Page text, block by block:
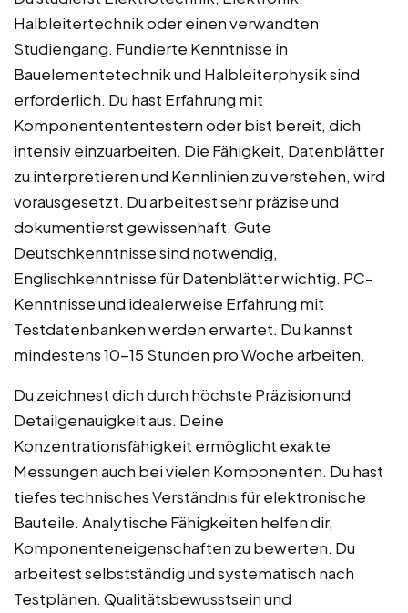
Halbleitertechnik oder einen verwandten
Studiengang. Fundierte Kenntnisse in
Bauelementetechnik und Halbleiterphysik sind
erforderlich. Du hast Erfahrung mit
Komponentententestern oder bist bereit, dich
intensiv einzuarbeiten. Die Fähigkeit, Datenblätter
zu interpretieren und Kennlinien zu verstehen, wird
vorausgesetzt. Du arbeitest sehr präzise und
dokumentierst gewissenhaft. Gute
Deutschkenntnisse sind notwendig,
Englischkenntnisse für Datenblätter wichtig. PC-
Kenntnisse und idealerweise Erfahrung mit
Testdatenbanken werden erwartet. Du kannst
mindestens 10-15 Stunden pro Woche arbeiten.
Du zeichnest dich durch höchste Präzision und
Detailgenauigkeit aus. Deine
Konzentrationsfähigkeit ermöglicht exakte
Messungen auch bei vielen Komponenten. Du hast
tiefes technisches Verständnis für elektronische
Bauteile. Analytische Fähigkeiten helfen dir,
Komponenteneigenschaften zu bewerten. Du
arbeitest selbstständig und systematisch nach
Testplänen. Qualitätsbewusstsein und